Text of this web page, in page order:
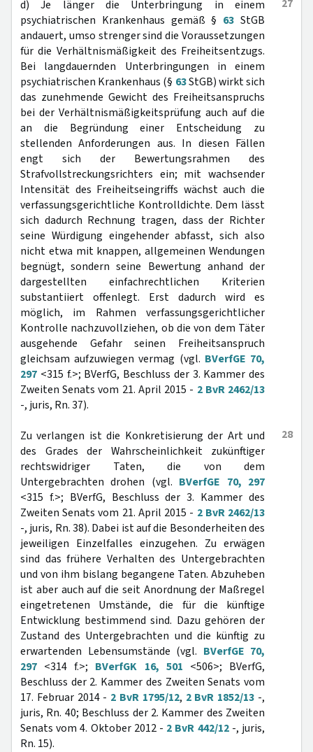
27
d) Je länger die Unterbringung in einem
psychiatrischen Krankenhaus gemäß § 63 StGB
andauert, umso strenger sind die Voraussetzungen
für die Verhältnismäßigkeit des Freiheitsentzugs.
Bei langdauernden Unterbringungen in einem
psychiatrischen Krankenhaus (§ 63StGB) wirkt sich
das zunehmende Gewicht des Freiheitsanspruchs
bei der Verhältnismäßigkeitsprüfung auch auf die
an die Begründung einer Entscheidung zu
stellenden Anforderungen aus. In diesen Fällen
engt sich der Bewertungsrahmen des
Strafvollstreckungsrichters ein; mit wachsender
Intensität des Freiheitseingriffs wächst auch die
verfassungsgerichtliche Kontrolldichte. Dem lässt
sich dadurch Rechnung tragen, dass der Richter
seine Würdigung eingehender abfasst, sich also
nicht etwa mit knappen, allgemeinen Wendungen
begnügt, sondern seine Bewertung anhand der
dargestellten einfachrechtlichen Kriterien
substantiiert offenlegt. Erst dadurch wird es
möglich, im Rahmen verfassungsgerichtlicher
Kontrolle nachzuvollziehen, ob die von dem Täter
ausgehende Gefahr seinen Freiheitsanspruch
gleichsam aufzuwiegen vermag (vgl. BVerfGE 70,
297 <315 f.>; BVerfG, Beschluss der 3. Kammer des
Zweiten Senats vom 21. April 2015 - 2 BvR 2462/13
-, juris, Rn. 37).
28
Zu verlangen ist die Konkretisierung der Art und
des Grades der Wahrscheinlichkeit zukünftiger
rechtswidriger Taten, die von dem
Untergebrachten drohen (vgl. BVerfGE 70, 297
<315 f.>; BVerfG, Beschluss der 3. Kammer des
Zweiten Senats vom 21. April 2015 - 2 BvR 2462/13
-, juris, Rn. 38). Dabei ist auf die Besonderheiten des
jeweiligen Einzelfalles einzugehen. Zu erwägen
sind das frühere Verhalten des Untergebrachten
und von ihm bislang begangene Taten. Abzuheben
ist aber auch auf die seit Anordnung der Maßregel
eingetretenen Umstände, die für die künftige
Entwicklung bestimmend sind. Dazu gehören der
Zustand des Untergebrachten und die künftig zu
erwartenden Lebensumstände (vgl. BVerfGE 70,
297 <314 f.>; BVerfGK 16, 501 <506>; BVerfG,
Beschluss der 2. Kammer des Zweiten Senats vom
17. Februar 2014 - 2 BvR 1795/12, 2 BvR 1852/13 -,
juris, Rn. 40; Beschluss der 2. Kammer des Zweiten
Senats vom 4. Oktober 2012 - 2 BvR 442/12-, juris,
Rn. 15).